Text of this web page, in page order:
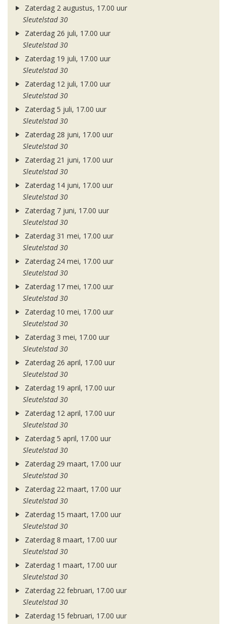
Zaterdag 2 augustus, 17.00 uur
Sleutelstad 30
Zaterdag 26 juli, 17.00 uur
Sleutelstad 30
Zaterdag 19 juli, 17.00 uur
Sleutelstad 30
Zaterdag 12 juli, 17.00 uur
Sleutelstad 30
Zaterdag 5 juli, 17.00 uur
Sleutelstad 30
Zaterdag 28 juni, 17.00 uur
Sleutelstad 30
Zaterdag 21 juni, 17.00 uur
Sleutelstad 30
Zaterdag 14 juni, 17.00 uur
Sleutelstad 30
Zaterdag 7 juni, 17.00 uur
Sleutelstad 30
Zaterdag 31 mei, 17.00 uur
Sleutelstad 30
Zaterdag 24 mei, 17.00 uur
Sleutelstad 30
Zaterdag 17 mei, 17.00 uur
Sleutelstad 30
Zaterdag 10 mei, 17.00 uur
Sleutelstad 30
Zaterdag 3 mei, 17.00 uur
Sleutelstad 30
Zaterdag 26 april, 17.00 uur
Sleutelstad 30
Zaterdag 19 april, 17.00 uur
Sleutelstad 30
Zaterdag 12 april, 17.00 uur
Sleutelstad 30
Zaterdag 5 april, 17.00 uur
Sleutelstad 30
Zaterdag 29 maart, 17.00 uur
Sleutelstad 30
Zaterdag 22 maart, 17.00 uur
Sleutelstad 30
Zaterdag 15 maart, 17.00 uur
Sleutelstad 30
Zaterdag 8 maart, 17.00 uur
Sleutelstad 30
Zaterdag 1 maart, 17.00 uur
Sleutelstad 30
Zaterdag 22 februari, 17.00 uur
Sleutelstad 30
Zaterdag 15 februari, 17.00 uur